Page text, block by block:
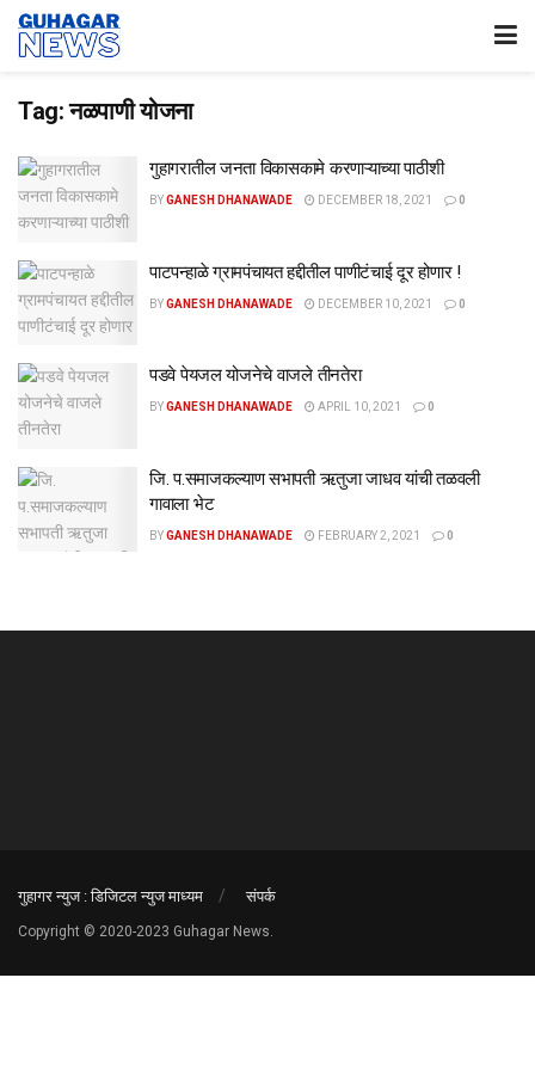
Tag:नळपाणी योजना
गुहागरातील जनता विकासकामे करणाऱ्याच्या पाठीशी
BYGANESH DHANAWADE DECEMBER 18, 2021 0
पाटपन्हाळे ग्रामपंचायत हद्दीतील पाणीटंचाई दूर होणार !
BYGANESH DHANAWADE DECEMBER 10, 2021 0
पडवे पेयजल योजनेचे वाजले तीनतेरा
BYGANESH DHANAWADE APRIL 10, 2021 0
जि. प.समाजकल्याण सभापती ऋतुजा जाधव यांची तळवली
गावाला भेट
BYGANESH DHANAWADE FEBRUARY 2, 2021 0
गुहागर न्युज : डिजिटल न्युज माध्यम संपर्क
Copyright © 2020-2023 Guhagar News.